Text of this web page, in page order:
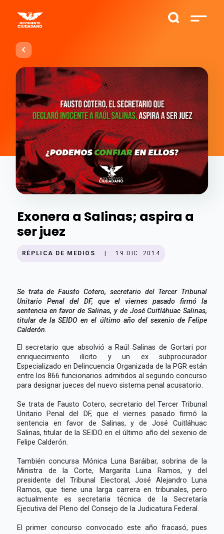
Exonera a Salinas; aspira a
ser juez
RÉPLICA DE MEDIOS 19 DIC. 2014
Se trata de Fausto Cotero, secretario del Tercer Tribunal
Unitario Penal del DF, que el viernes pasado firmó la
sentencia en favor de Salinas, y de José Cuitláhuac Salinas,
titular de la SEIDO en el último año del sexenio de Felipe
Calderón.
El secretario que absolvió a Raúl Salinas de Gortari por
enriquecimiento ilícito y un ex subprocurador
Especializado en Delincuencia Organizada de la PGR están
entre los 866 funcionarios admitidos al segundo concurso
para designar jueces del nuevo sistema penal acusatorio.
Se trata de Fausto Cotero, secretario del Tercer Tribunal
Unitario Penal del DF, que el viernes pasado firmó la
sentencia en favor de Salinas, y de José Cuitláhuac
Salinas, titular de la SEIDO en el último año del sexenio de
Felipe Calderón.
También concursa Mónica Luna Baráibar, sobrina de la
Ministra de la Corte, Margarita Luna Ramos, y del
presidente del Tribunal Electoral, José Alejandro Luna
Ramos, que tiene una larga carrera en tribunales, pero
actualmente es secretaria técnica de la Secretaría
Ejecutiva del Pleno del Consejo de la Judicatura Federal.
El primer concurso convocado este año fracasó, pues